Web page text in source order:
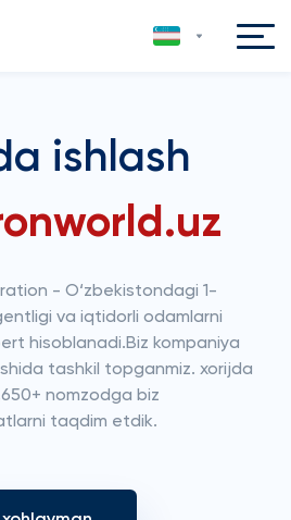
ishlash
- O‘zbekistondagi 1-
va iqtidorli odamlarni
hisoblanadi.Biz kompaniya
tashkil topganmiz. xorijda
nomzodga biz
taqdim etdik.